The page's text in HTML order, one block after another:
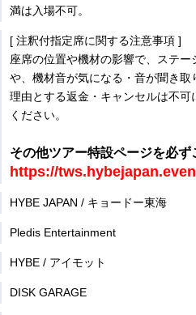
満は入場不可。
[ 注釈付指定席に関する注意事項 ]
座席の位置や機材の影響で、ステ
や、機材音が気になる・音が聞き
理由とする返金・キャンセルは不
ください。
その他ツアー特設ページを必ず
https://
HYBE JAPAN / キョードー東海
Pledis Entertainment
HYBE / アイモット
DISK GARAGE